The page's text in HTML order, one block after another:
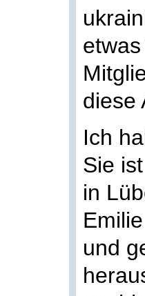
diese
Ich
Sie
in
und